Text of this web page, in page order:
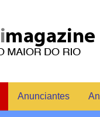
Anunciantes